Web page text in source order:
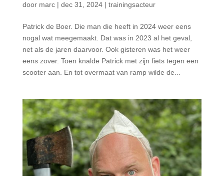
door marc| dec 31, 2024| trainingsacteur
Patrick de Boer. Die man die heeft in 2024 weer eens
nogal wat meegemaakt. Dat was in 2023 al het geval,
net als de jaren daarvoor. Ook gisteren was het weer
eens zover. Toen knalde Patrick met zijn fiets tegen een
scooter aan. En tot overmaat van ramp wilde de...